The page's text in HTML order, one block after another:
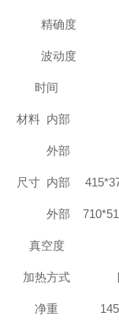
精确度
波动度
时间
材料 内部
外部
尺寸 内部
外部
真空度
加热方式
净重